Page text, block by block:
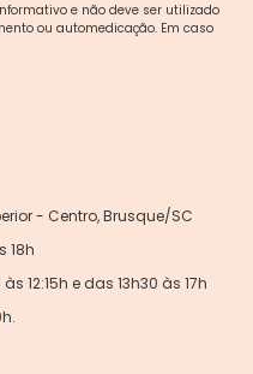
e não deve ser utilizado
ou automedicação. Em caso
- Centro, Brusque/SC
18h
12:15h e das 13h30 às 17h